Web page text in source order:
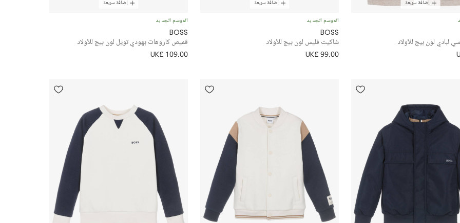
إضافة سريعة
لبادي لون بيج للأولاد
إضافة سريعة
الموسم الجديد
BOSS
شاكيت فليس لون بيج للأولاد
UK£ 99.00
إضافة سريعة
الموسم الجديد
BOSS
قميص كاروهات بهودي تويل لون بيج للأولاد
UK£ 109.00